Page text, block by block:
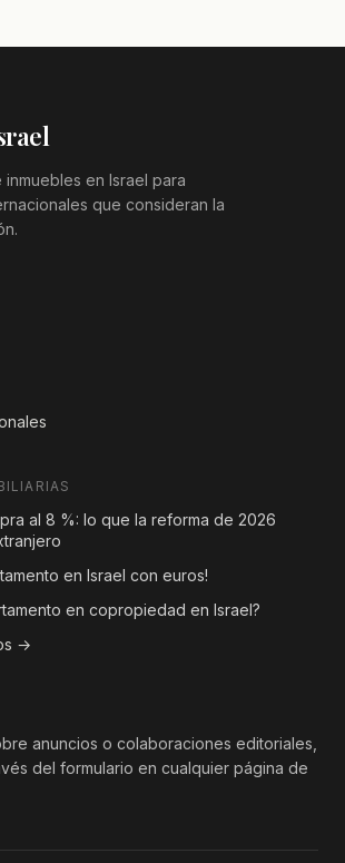
en Israel para
que consideran la
al 8 %: lo que la reforma de 2026
en Israel con euros!
en copropiedad en Israel?
→
anuncios o colaboraciones editoriales,
del formulario en cualquier página de